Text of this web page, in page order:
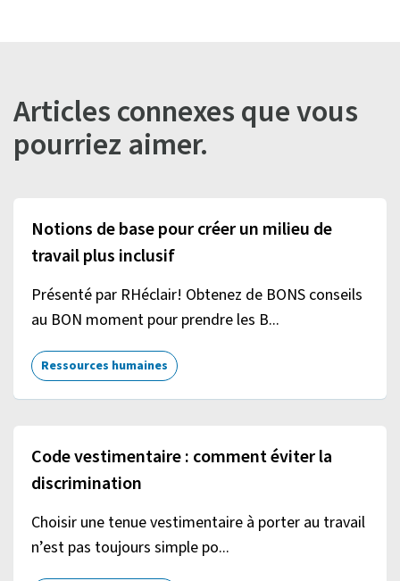
Articles connexes que vous
pourriez aimer.
Notions de base pour créer un milieu de
travail plus inclusif
Présenté par RHéclair! Obtenez de BONS conseils
au BON moment pour prendre les B...
Ressources humaines
Code vestimentaire : comment éviter la
discrimination
Choisir une tenue vestimentaire à porter au travail
n’est pas toujours simple po...